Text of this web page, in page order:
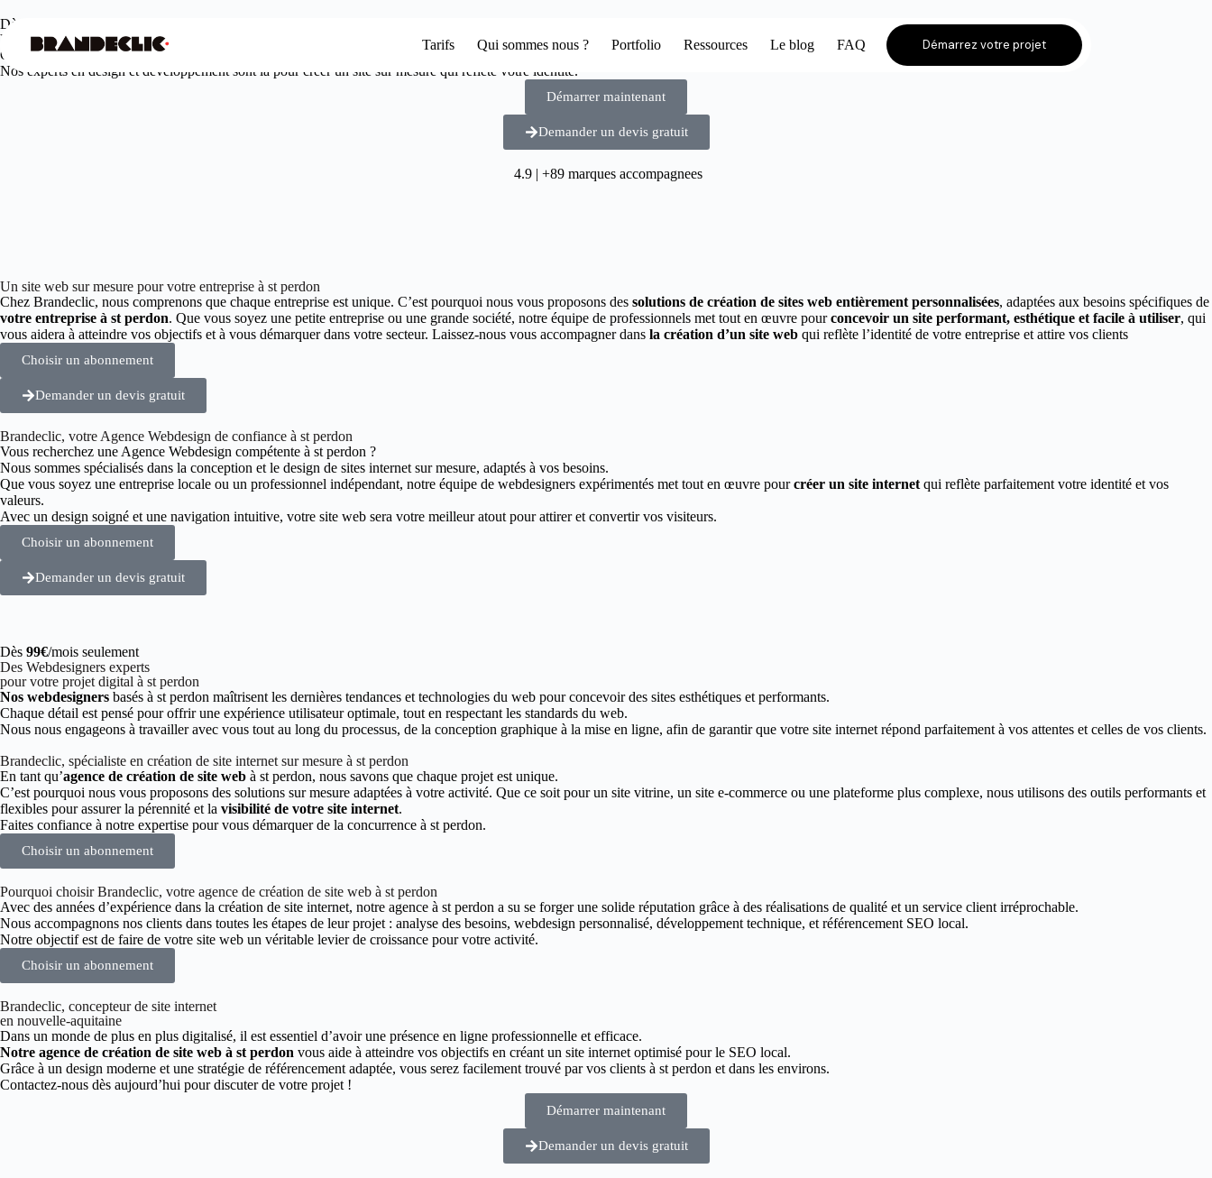
Tarifs Qui sommes nous ? Portfolio Ressources Le blog FAQ Démarrez votre projet
Dès
Votre agence web design à st perdon
Offrez à votre entreprise une présence en ligne unique et engageante.
Nos experts en design et développement sont là pour créer un site sur mesure qui reflète votre identité.
Démarrer maintenant
Demander un devis gratuit
4.9 | +89 marques accompagnees
Un site web sur mesure pour votre entreprise à st perdon
Chez Brandeclic, nous comprenons que chaque entreprise est unique. C’est pourquoi nous vous proposons des solutions de création de sites web entièrement personnalisées, adaptées aux besoins spécifiques de
votre entreprise à st perdon. Que vous soyez une petite entreprise ou une grande société, notre équipe de professionnels met tout en œuvre pourconcevoir un site performant, esthétique et facile à utiliser, qui
vous aidera à atteindre vos objectifs et à vous démarquer dans votre secteur. Laissez-nous vous accompagner dans la création d’un site web qui reflète l’identité de votre entreprise et attire vos clients
Choisir un abonnement
Demander un devis gratuit
Brandeclic, votre Agence Webdesign de confiance à st perdon
Vous recherchez une Agence Webdesign compétente à st perdon ?
Nous sommes spécialisés dans la conception et le design de sites internet sur mesure, adaptés à vos besoins.
Que vous soyez une entreprise locale ou un professionnel indépendant, notre équipe de webdesigners expérimentés met tout en œuvre pourcréer un site internet qui reflète parfaitement votre identité et vos
valeurs.
Avec un design soigné et une navigation intuitive, votre site web sera votre meilleur atout pour attirer et convertir vos visiteurs.
Choisir un abonnement
Demander un devis gratuit
Dès 99€/mois seulement
Des Webdesigners experts
pour votre projet digital à st perdon
Nos webdesigners basés à st perdon maîtrisent les dernières tendances et technologies du web pour concevoir des sites esthétiques et performants.
Chaque détail est pensé pour offrir une expérience utilisateur optimale, tout en respectant les standards du web.
Nous nous engageons à travailler avec vous tout au long du processus, de la conception graphique à la mise en ligne, afin de garantir que votre site internet répond parfaitement à vos attentes et celles de vos clients.
Brandeclic, spécialiste en création de site internet sur mesure à st perdon
En tant qu’agence de création de site web à st perdon, nous savons que chaque projet est unique.
C’est pourquoi nous vous proposons des solutions sur mesure adaptées à votre activité. Que ce soit pour un site vitrine, un site e-commerce ou une plateforme plus complexe, nous utilisons des outils performants et
flexibles pour assurer la pérennité et la visibilité de votre site internet.
Faites confiance à notre expertise pour vous démarquer de la concurrence à st perdon.
Choisir un abonnement
Pourquoi choisir Brandeclic, votre agence de création de site web à st perdon
Avec des années d’expérience dans la création de site internet, notre agence à st perdon a su se forger une solide réputation grâce à des réalisations de qualité et un service client irréprochable.
Nous accompagnons nos clients dans toutes les étapes de leur projet : analyse des besoins, webdesign personnalisé, développement technique, et référencement SEO local.
Notre objectif est de faire de votre site web un véritable levier de croissance pour votre activité.
Choisir un abonnement
Brandeclic, concepteur de site internet
en nouvelle-aquitaine
Dans un monde de plus en plus digitalisé, il est essentiel d’avoir une présence en ligne professionnelle et efficace.
Notre agence de création de site web à st perdon vous aide à atteindre vos objectifs en créant un site internet optimisé pour le SEO local.
Grâce à un design moderne et une stratégie de référencement adaptée, vous serez facilement trouvé par vos clients à st perdon et dans les environs.
Contactez-nous dès aujourd’hui pour discuter de votre projet !
Démarrer maintenant
Demander un devis gratuit